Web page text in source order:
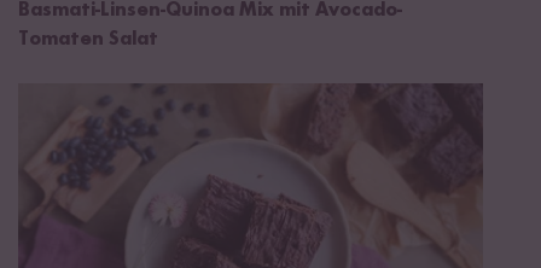
Basmati-Linsen-Quinoa Mix mit Avocado-
Tomaten Salat